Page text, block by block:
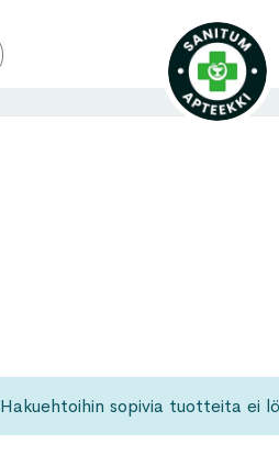
Hakuehtoihin sopivia tuotteita ei